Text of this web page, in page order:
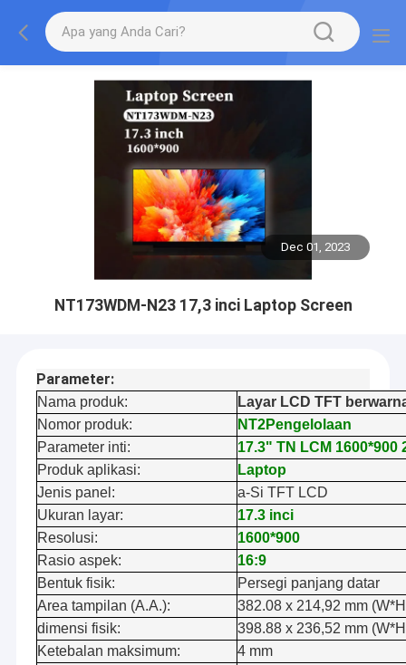
Dec 01, 2023
NT173WDM-N23 17,3 inci Laptop Screen
Parameter:
Nama produk:
Layar LCD TFT
Nomor produk:
NT2Pengelolaan
Parameter inti:
17.3" TN LCM 1600*900
Produk aplikasi:
Laptop
Jenis panel:
a-Si TFT LCD
Ukuran layar:
17.3 inci
Resolusi:
1600*900
Rasio aspek:
16:9
Bentuk fisik:
Persegi panjang datar
Area tampilan (A.A.):
382.08 x 214,92 mm
dimensi fisik:
398.88 x 236,52 mm
Ketebalan maksimum:
4 mm